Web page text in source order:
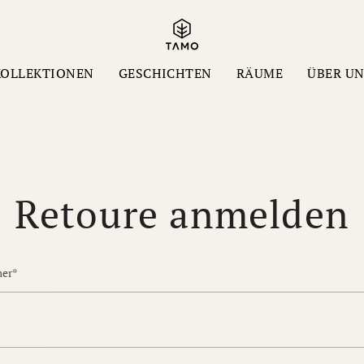
GESCHICHTEN RÄUME ÜBER
Retoure anmelden